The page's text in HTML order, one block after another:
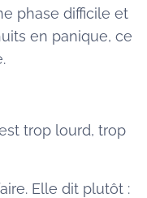
phase difficile et
en panique, ce
trop lourd, trop
Elle dit plutôt :